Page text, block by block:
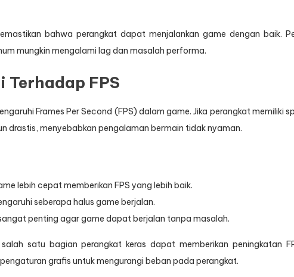
bahwa perangkat dapat menjalankan game dengan baik.
mungkin mengalami lag dan masalah performa.
Terhadap FPS
Frames Per Second (FPS) dalam game. Jika perangkat memiliki
drastis, menyebabkan pengalaman bermain tidak nyaman.
lebih cepat memberikan FPS yang lebih baik.
seberapa halus game berjalan.
penting agar game dapat berjalan tanpa masalah.
satu bagian perangkat keras dapat memberikan peningkatan
grafis untuk mengurangi beban pada perangkat.